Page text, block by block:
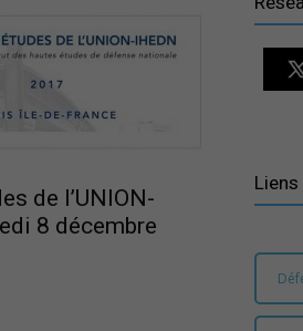
de l’UNION-
8 décembre